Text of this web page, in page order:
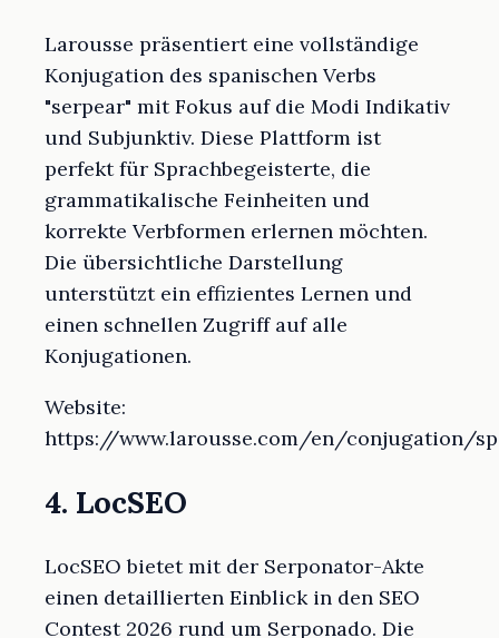
Larousse präsentiert eine vollständige
Konjugation des spanischen Verbs
"serpear" mit Fokus auf die Modi Indikativ
und Subjunktiv. Diese Plattform ist
perfekt für Sprachbegeisterte, die
grammatikalische Feinheiten und
korrekte Verbformen erlernen möchten.
Die übersichtliche Darstellung
unterstützt ein effizientes Lernen und
einen schnellen Zugriff auf alle
Konjugationen.
Website:
https://www.larousse.com/en/conjugation/
4. LocSEO
LocSEO bietet mit der Serponator-Akte
einen detaillierten Einblick in den SEO
Contest 2026 rund um Serponado. Die